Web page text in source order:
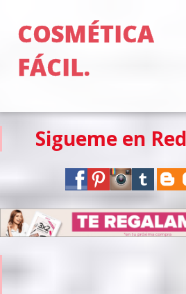
COSMÉTICA
FÁCIL.
Sigueme en